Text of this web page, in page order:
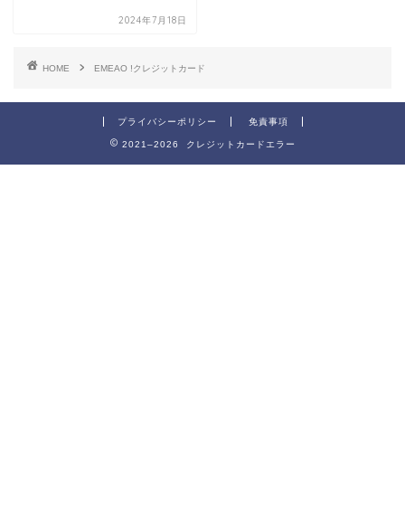
2024年7月18日
HOME EMEAO !クレジットカード
プライバシーポリシー 免責事項
2021–2026 クレジットカードエラー